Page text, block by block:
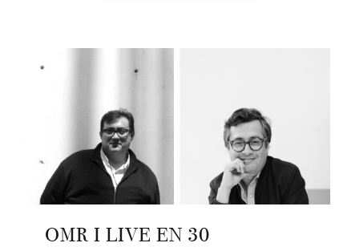
OMR I LIVE EN 30